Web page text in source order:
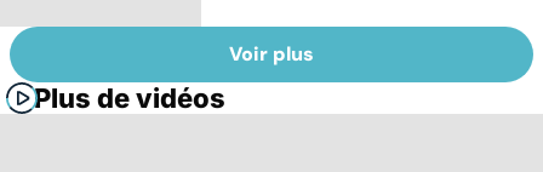
Voir plus
Plus de vidéos